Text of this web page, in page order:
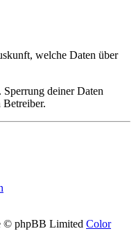
welche Daten über
deiner Daten
© phpBB Limited Color